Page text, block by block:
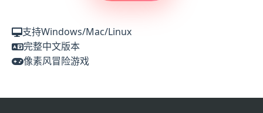
支持Windows/Mac/Linux
完整中文版本
像素风冒险游戏